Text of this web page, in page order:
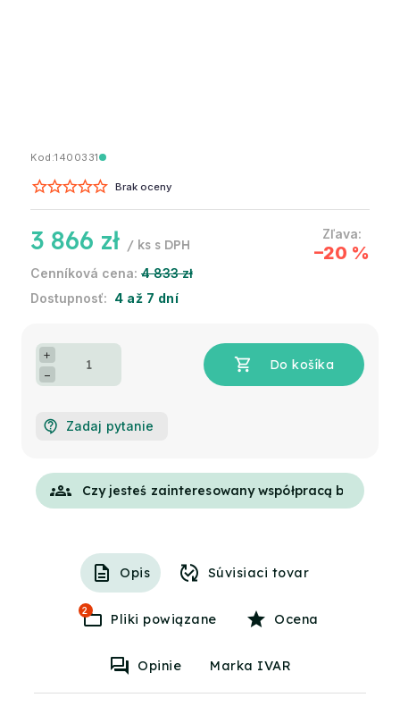
Kod:1400331
Brak oceny
4 833 zł
–20 %
3 866 zł / ks
4 až 7 dní
+
−
Zadaj pytanie
groups
Opis Súvisiaci tovar
2
Pliki powiązane Ocena
Opinie Marka IVAR